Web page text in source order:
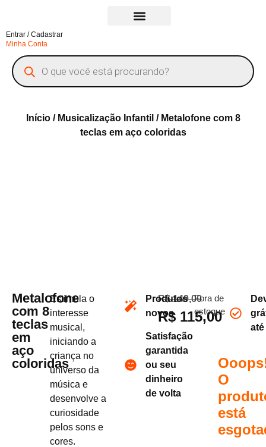
Entrar / Cadastrar
Minha Conta
Início/ Musicalização Infantil / Metalofone com 8
teclas em aço coloridas
Metalofone
com 8
teclas
em
aço
coloridas
Estimula o
interesse
musical,
iniciando a
criança no
universo da
música e
desenvolve a
curiosidade
pelos sons e
cores.
Produtos
novos
Satisfação
garantida
ou seu
dinheiro
de volta
R$149,00
R$ 115,00
Fora de
estoque
O
está